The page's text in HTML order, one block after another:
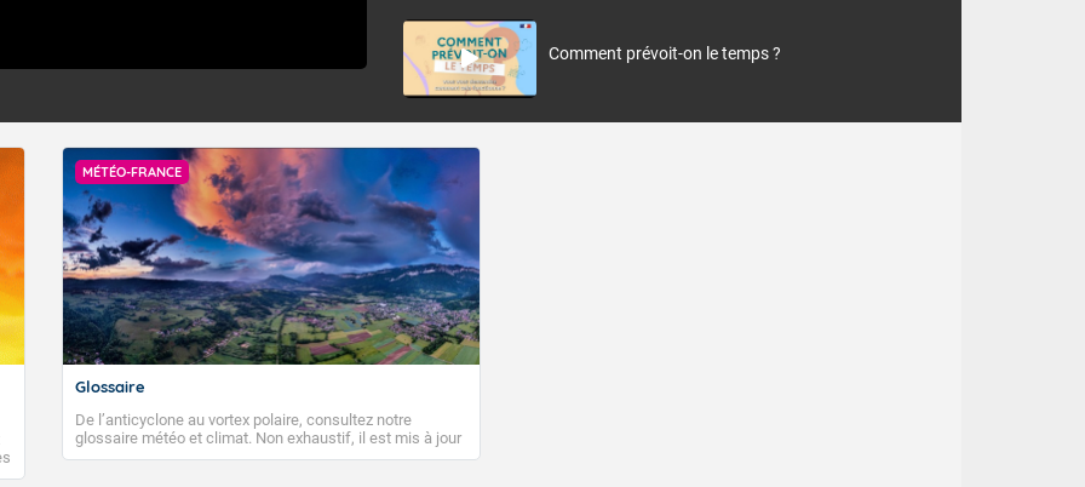
Comment prévoit-on le temps ?
MÉTÉO-FRANCE
Glossaire
De l’anticyclone au vortex polaire, consultez notre
glossaire météo et climat. Non exhaustif, il est mis à jour
régulièrement, au fil de nos publications. Vous y trouverez